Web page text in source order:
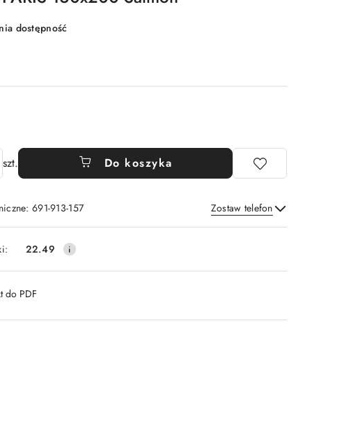
dostępność
szt. Do koszyka
691-913-157 Zostaw telefon
Wyślij
22.49
do PDF